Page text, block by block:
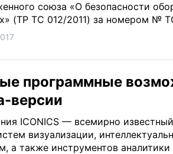
союза «О безопасности
(TP TC 012/2011) за номером №
программные
версии
ICONICS — всемирно
визуализации,
а также инструментов